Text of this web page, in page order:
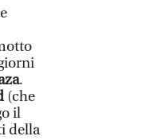
.
(che
il
della